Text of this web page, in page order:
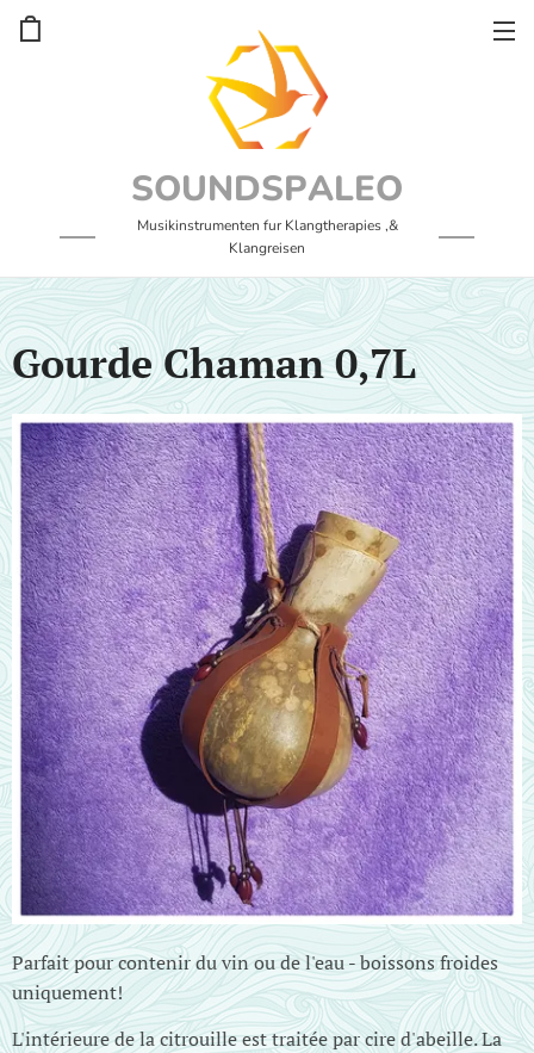
SOUNDSPALEO
Musikinstrumenten fur Klangtherapies ,&
Klangreisen
Gourde Chaman 0,7L
Parfait pour contenir du vin ou de l'eau - boissons froides
uniquement!
L'intérieure de la citrouille est traitée par cire d'abeille. La